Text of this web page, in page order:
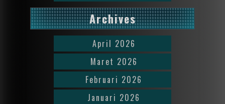
Archives
April 2026
Maret 2026
Februari 2026
Januari 2026